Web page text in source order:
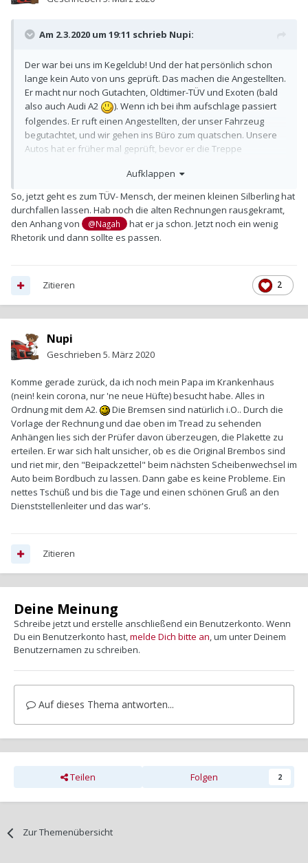
Am 2.3.2020 um 19:11 schrieb Nupi:
Der war bei uns im Kegelclub! Und der hat persönlich schon
lange kein Auto von uns geprüft. Das machen die Angestellten.
Er macht nur noch Gutachten, Oldtimer-TÜV und Exoten (bald
also auch Audi A2
). Wenn ich bei ihm aufschlage passiert
folgendes. Er ruft einen Angestellten, der unser Fahrzeug
begutachtet, und wir gehen ins Büro zum quatschen. Unsere
Autos hat er früher mal geprüft, bevor er die Treppe
Werkstatt machen wollen, weil am A2 die Querlenker
getauscht wurden, und der TÜV-Mensch heute auch dort war
und der A2 im März halt den TÜV-Termin hat. Als ich das Auto
abholen wollte und ich den Prüfer sah, sagte ich:" Ach Sie
auch hier. Dann können Sie ja gleich mal eben........" Der A2
kam dann kurz vor seinem Feierabend dran, und der Prüfer
Gespräche und verschwand ohne die Plakette auf's Auto zu
pappen.
Aufklappen
So, jetzt geht es zum TÜV- Mensch, der meinen kleinen Silberling hat
durchfallen lassen. Hab noch die alten Rechnungen rausgekramt,
den Anhang von
@Nagah
hat er ja schon. Jetzt noch ein wenig
Rhetorik und dann sollte es passen.
2
Zitieren
Nupi
Geschrieben 5. März 2020
Komme gerade zurück, da ich noch mein Papa im Krankenhaus
(nein! kein corona, nur 'ne neue Hüfte) besucht habe. Alles in
Ordnung mit dem A2.
Die Bremsen sind natürlich i.O.. Durch die
Vorlage der Rechnung und dae oben im Tread zu sehenden
Anhängen lies sich der Prüfer davon überzeugen, die Plakette zu
erteilen. Er war sich halt unsicher, ob es die Original Brembos sind
und riet mir, den "Beipackzettel" beim nächsten Scheibenwechsel im
Auto beim Bordbuch zu lassen. Dann gabe es keine Probleme. Ein
nettes Tschüß und bis die Tage und einen schönen Gruß an den
Dienststellenleiter und das war's.
Zitieren
Deine Meinung
Schreibe jetzt und erstelle anschließend ein Benutzerkonto. Wenn
Du ein Benutzerkonto hast,melde Dich bitte an, um unter Deinem
Benutzernamen zu schreiben.
Auf dieses Thema antworten...
Teilen Folgen 2
Zur Themenübersicht